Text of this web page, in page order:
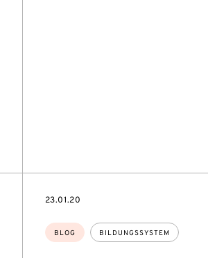
Themen:
BLOG BILDUNGSSYSTEM
DATE
23.01.20